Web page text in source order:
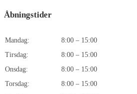
Åbningstider
Mandag:
8:00 – 15:00
Tirsdag:
8:00 – 15:00
Onsdag:
8:00 – 15:00
Torsdag:
8:00 – 15:00